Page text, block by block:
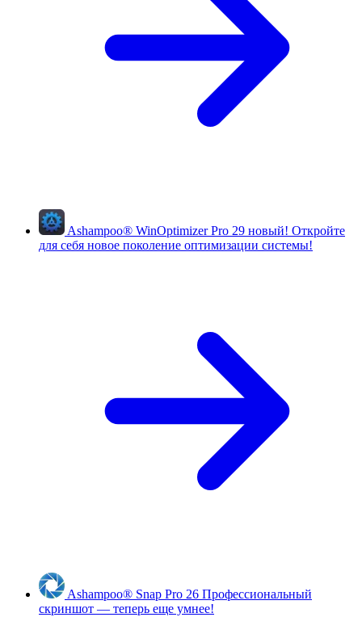
Ashampoo® WinOptimizer Pro 29 новый! Откройте
для себя новое поколение оптимизации системы!
Ashampoo® Snap Pro 26 Профессиональный
скриншот — теперь еще умнее!